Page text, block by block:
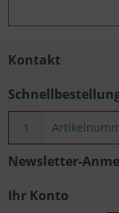
Kontakt
Newsletter-
Ihr Konto